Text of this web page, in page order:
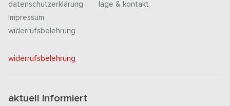
datenschutzerklärung
impressum
widerrufsbelehrung
lage & kontakt
widerrufsbelehrung
aktuell informiert